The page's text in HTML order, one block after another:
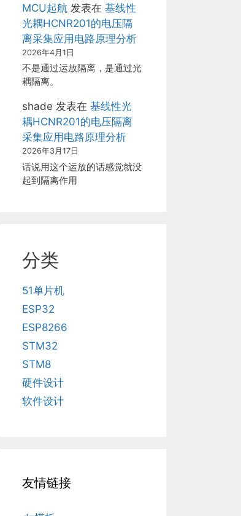
MCU起航 发表在 基线性
光耦HCNR201的电压隔
离采集应用电路原理分析
2026年4月1日
不是通过运放隔离，是通过光
耦隔离。
shade 发表在 基线性光
耦HCNR201的电压隔离
采集应用电路原理分析
2026年3月17日
话说用这个运放的话感觉就没
起到隔离作用
分类
51单片机
ESP32
ESP8266
STM32
STM8
硬件设计
软件设计
友情链接